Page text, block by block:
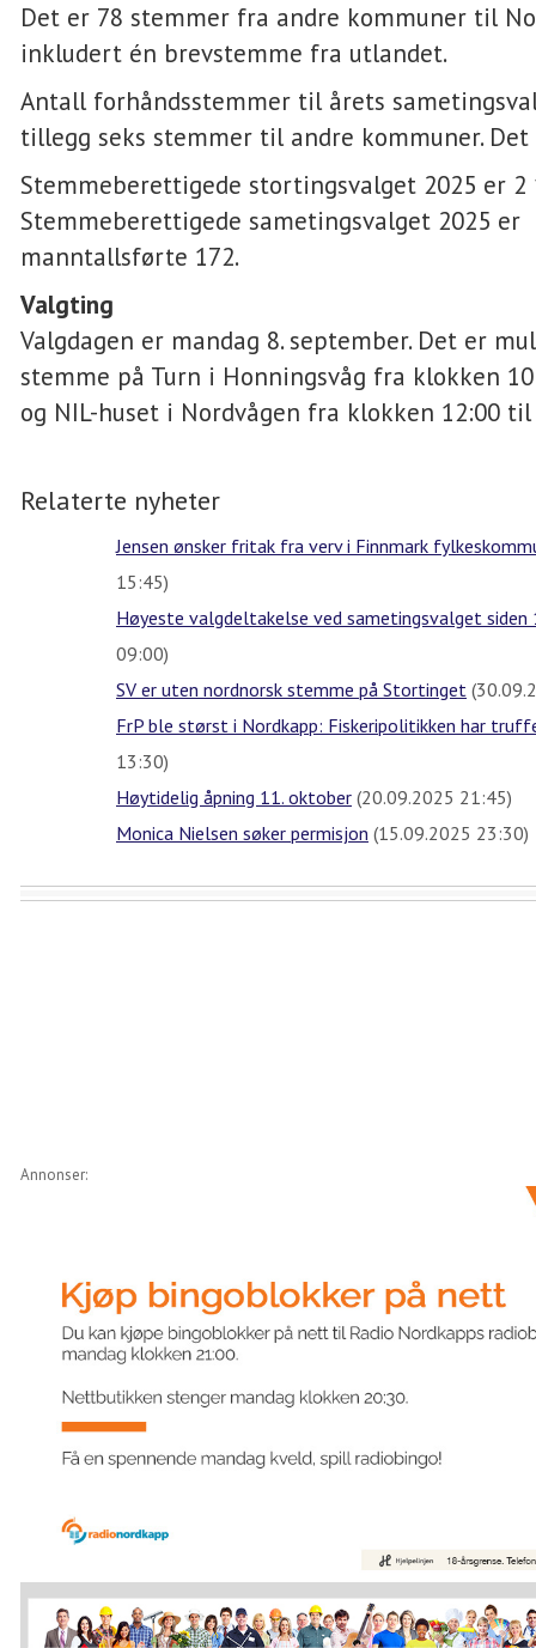
Det er 78 stemmer fra andre kommuner til
inkludert én brevstemme fra utlandet.
Antall forhåndsstemmer til årets
tillegg seks stemmer til andre kommuner.
Stemmeberettigede stortingsvalget 2025 er 2
Stemmeberettigede sametingsvalget 2025 er
manntallsførte 172.
Valgting
Valgdagen er mandag 8. september. Det er
stemme på Turn i Honningsvåg fra klokken
og NIL-huset i Nordvågen fra klokken 12:00
Relaterte nyheter
Jensen ønsker fritak fra verv i Finnmark
15:45)
Høyeste valgdeltakelse ved sametingsvalget siden
09:00)
SV er uten nordnorsk stemme på Stortinget
FrP ble størst i Nordkapp: Fiskeripolitikken har
13:30)
Høytidelig åpning 11. oktober (20.09.2025 21:45)
Monica Nielsen søker permisjon (15.09.2025 23:30)
Annonser: